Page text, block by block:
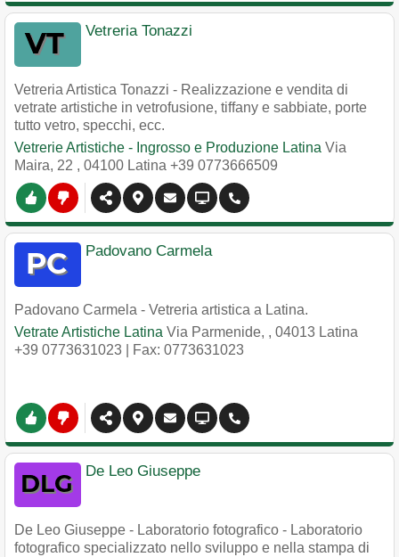
Vetreria Tonazzi
Vetreria Artistica Tonazzi - Realizzazione e vendita di
vetrate artistiche in vetrofusione, tiffany e sabbiate, porte
tutto vetro, specchi, ecc.
Vetrerie Artistiche - Ingrosso e Produzione Latina Via
Maira, 22 , 04100 Latina +39 0773666509
Padovano Carmela
Padovano Carmela - Vetreria artistica a Latina.
Vetrate Artistiche Latina Via Parmenide, , 04013 Latina
+39 0773631023 | Fax: 0773631023
De Leo Giuseppe
De Leo Giuseppe - Laboratorio fotografico - Laboratorio
fotografico specializzato nello sviluppo e nella stampa di